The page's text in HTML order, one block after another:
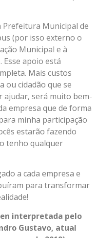
Prefeitura Municipal de
(por isso externo o
Municipal e à
Esse apoio está
Mais custos
ou cidadão que se
ajudar, será muito bem-
empresa que de forma
minha participação
estarão fazendo
tenho qualquer
a cada empresa e
para transformar
interpretada pelo
Gustavo, atual